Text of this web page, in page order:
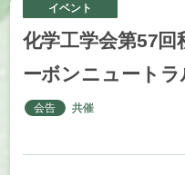
イベント
化学工学会第57回
ーボンニュートラ
会告 共催